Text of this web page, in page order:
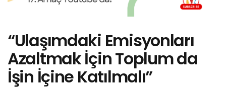
“Ulaşımdaki Emisyonları
Azaltmak İçin Toplum da
İşin İçine Katılmalı”